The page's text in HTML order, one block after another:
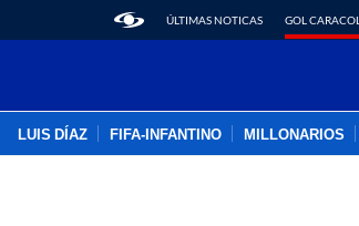
ÚLTIMAS NOTICAS GOL CARACOL
LUIS DÍAZ FIFA-INFANTINO MILLONARIOS